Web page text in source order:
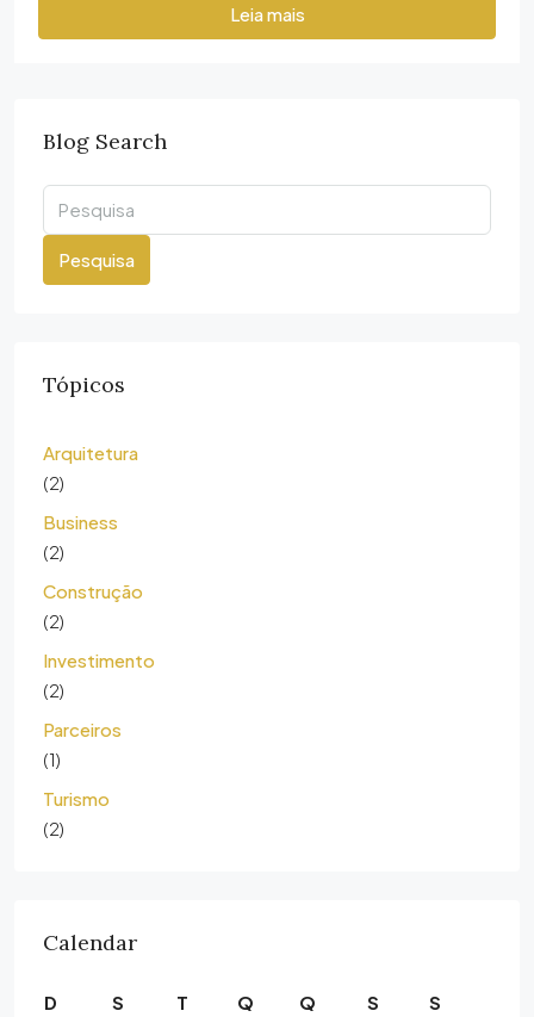
Leia mais
Blog Search
Pesquisa
Tópicos
Arquitetura
(2)
Business
(2)
Construção
(2)
Investimento
(2)
Parceiros
(1)
Turismo
(2)
Calendar
D S T Q Q S S